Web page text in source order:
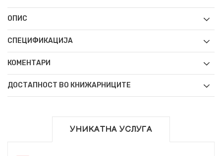
ОПИС
СПЕЦИФИКАЦИЈА
КОМЕНТАРИ
ДОСТАПНОСТ ВО КНИЖАРНИЦИТЕ
УНИКАТНА УСЛУГА